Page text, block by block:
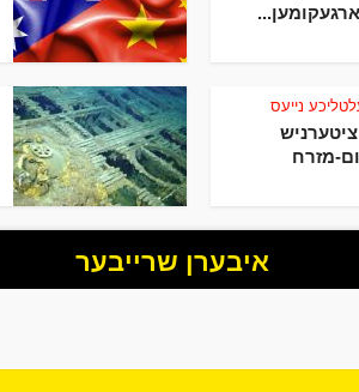
נייעס
מזרח
איבערן שרייבער